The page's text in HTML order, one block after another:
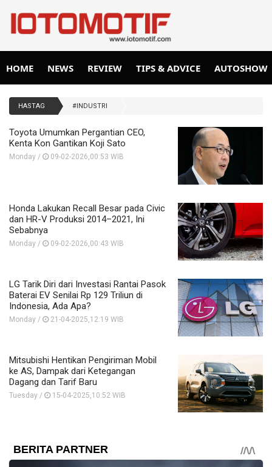
HOME NEWS REVIEW TIPS & ADVICE AUTOSHOW
HASTAG #INDUSTRI
Toyota Umumkan Pergantian CEO,
Kenta Kon Gantikan Koji Sato
Monday / 09-02-2026,00:53 WIB
Honda Lakukan Recall Besar pada Civic
dan HR-V Produksi 2014–2021, Ini
Sebabnya
Monday / 09-02-2026,00:43 WIB
LG Tarik Diri dari Investasi Rantai Pasok
Baterai EV Senilai Rp 129 Triliun di
Indonesia, Ada Apa?
Monday / 21-04-2025,12:19 WIB
Mitsubishi Hentikan Pengiriman Mobil
ke AS, Dampak dari Ketegangan
Dagang dan Tarif Baru
Tuesday / 15-04-2025,10:52 WIB